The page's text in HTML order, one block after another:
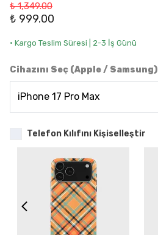
₺ 1,349.00
₺ 999.00
• Kargo Teslim Süresi | 2-3 İş Günü
Cihazını Seç (Apple / Samsung)
Telefon Kılıfını Kişiselleştir